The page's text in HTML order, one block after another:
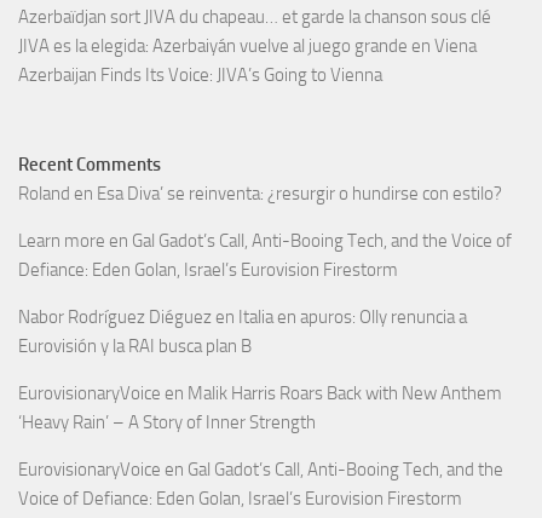
Azerbaïdjan sort JIVA du chapeau… et garde la chanson sous clé
JIVA es la elegida: Azerbaiyán vuelve al juego grande en Viena
Azerbaijan Finds Its Voice: JIVA’s Going to Vienna
Recent Comments
Roland en Esa Diva’ se reinventa: ¿resurgir o hundirse con estilo?
Learn more en Gal Gadot’s Call, Anti-Booing Tech, and the Voice of
Defiance: Eden Golan, Israel’s Eurovision Firestorm
Nabor Rodríguez Diéguez en Italia en apuros: Olly renuncia a
Eurovisión y la RAI busca plan B
EurovisionaryVoice en Malik Harris Roars Back with New Anthem
‘Heavy Rain’ – A Story of Inner Strength
EurovisionaryVoice en Gal Gadot’s Call, Anti-Booing Tech, and the
Voice of Defiance: Eden Golan, Israel’s Eurovision Firestorm